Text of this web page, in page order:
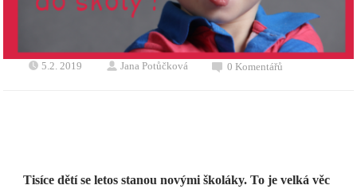
5.2. 2019 Jana Potůčková 0 Komentářů
Tisíce dětí se letos stanou novými školáky. To je velká věc